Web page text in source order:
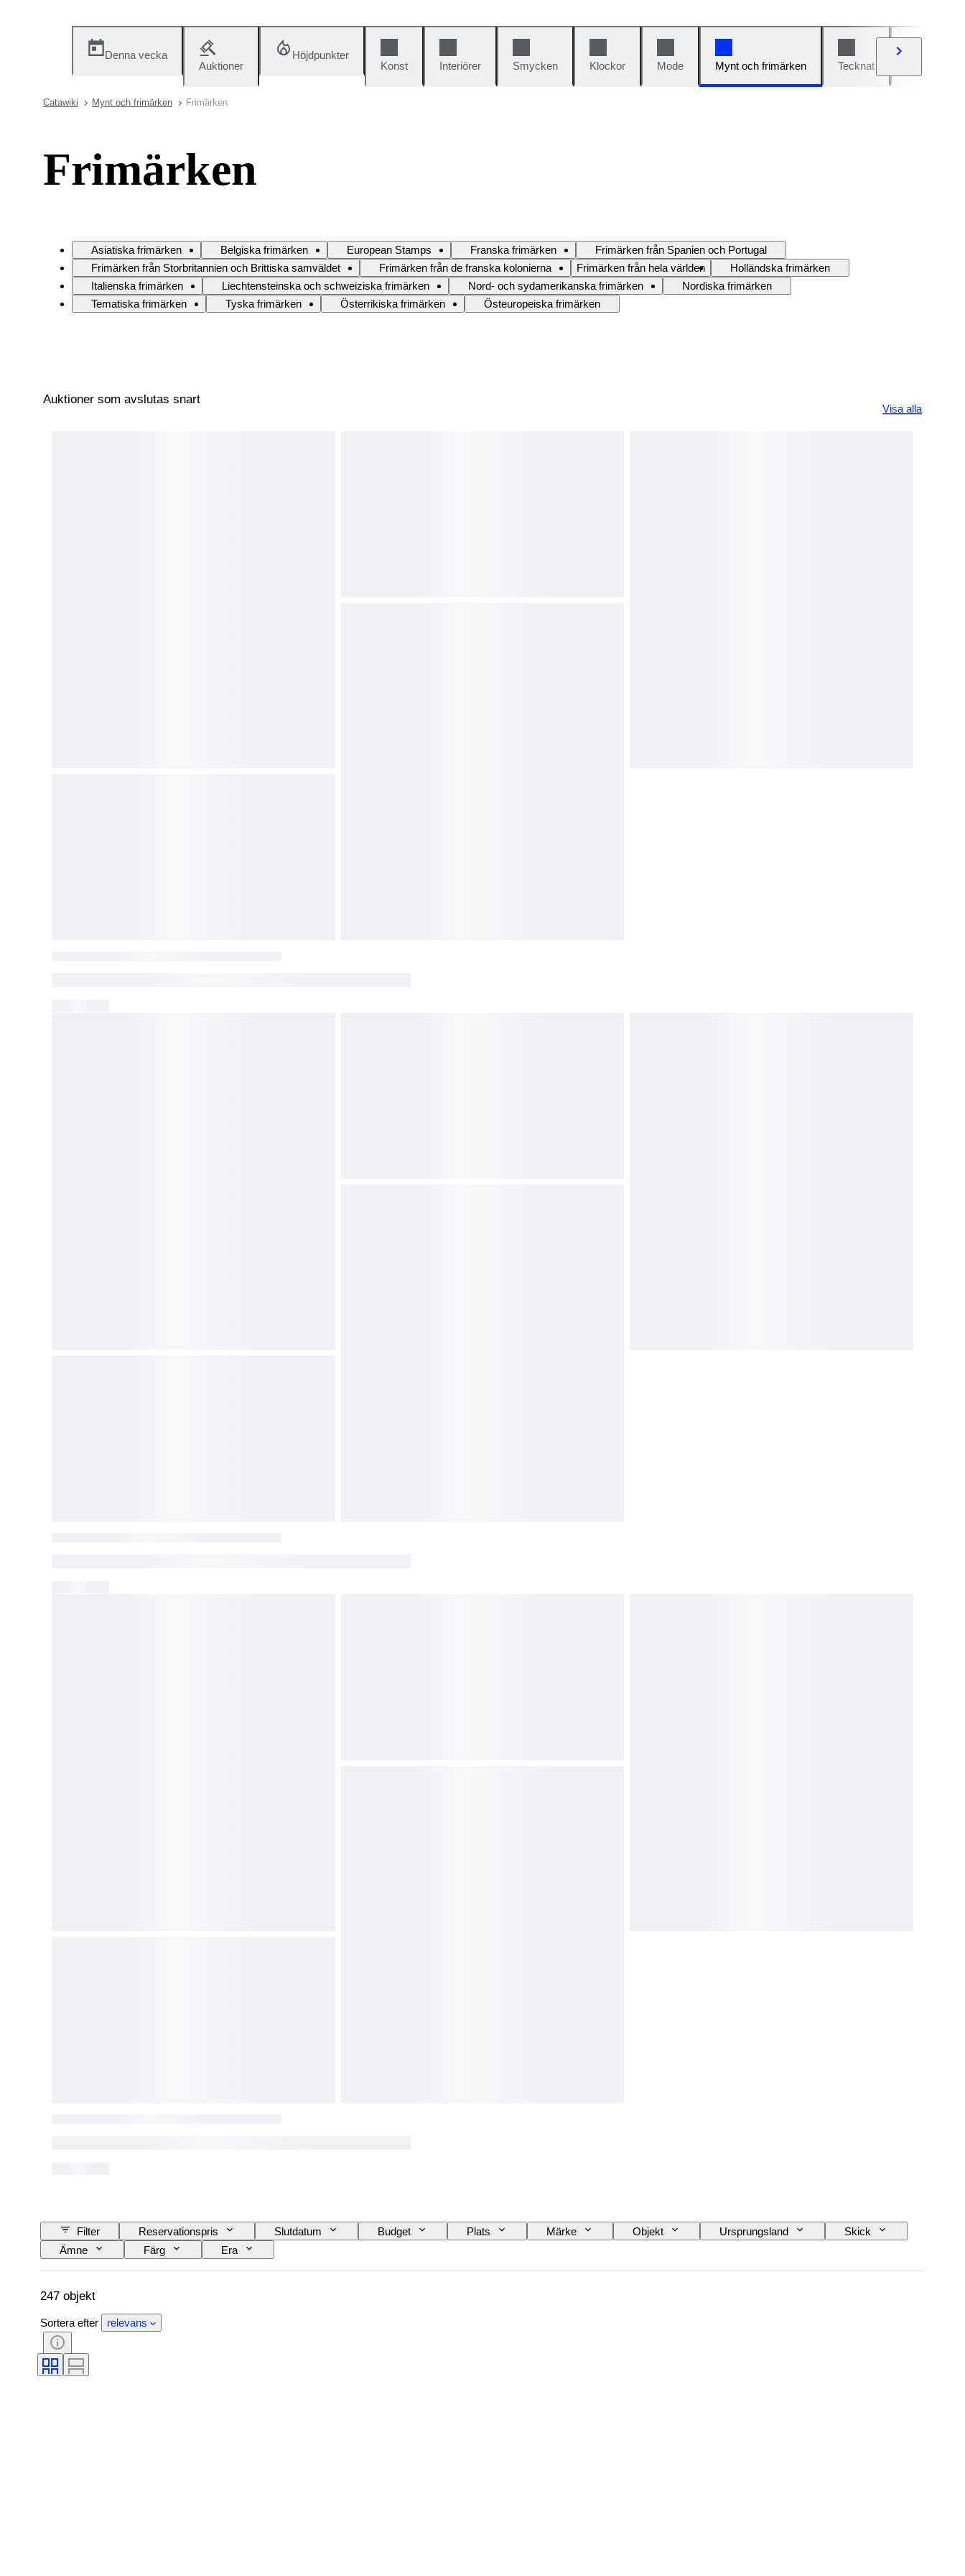
Denna vecka
Auktioner
Höjdpunkter
Konst
Interiörer Smycken Klockor Mode Mynt och frimärken Tecknat
Catawiki Mynt och frimärken Frimärken
Frimärken
Asiatiska frimärken Belgiska frimärken European Stamps Franska frimärken
Frimärken från Spanien och Portugal
Frimärken från Storbritannien och Brittiska samväldet
Frimärken från de franska kolonierna Frimärken från hela världen
Holländska frimärken
Italienska frimärken
Liechtensteinska och schweiziska frimärken Nord- och sydamerikanska frimärken
Nordiska frimärken
Tematiska frimärken
Tyska frimärken Österrikiska frimärken Östeuropeiska frimärken
Auktioner som avslutas snart
Visa alla
Filter Reservationspris Slutdatum Budget Plats Märke Objekt Ursprungsland
Skick
Ämne
Färg Era
247 objekt
Sortera efter relevans